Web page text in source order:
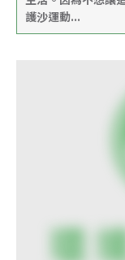
護沙運動...